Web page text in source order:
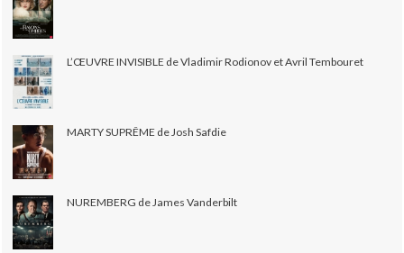
L’ŒUVRE INVISIBLE de Vladimir Rodionov et Avril Tembouret
MARTY SUPRÊME de Josh Safdie
NUREMBERG de James Vanderbilt